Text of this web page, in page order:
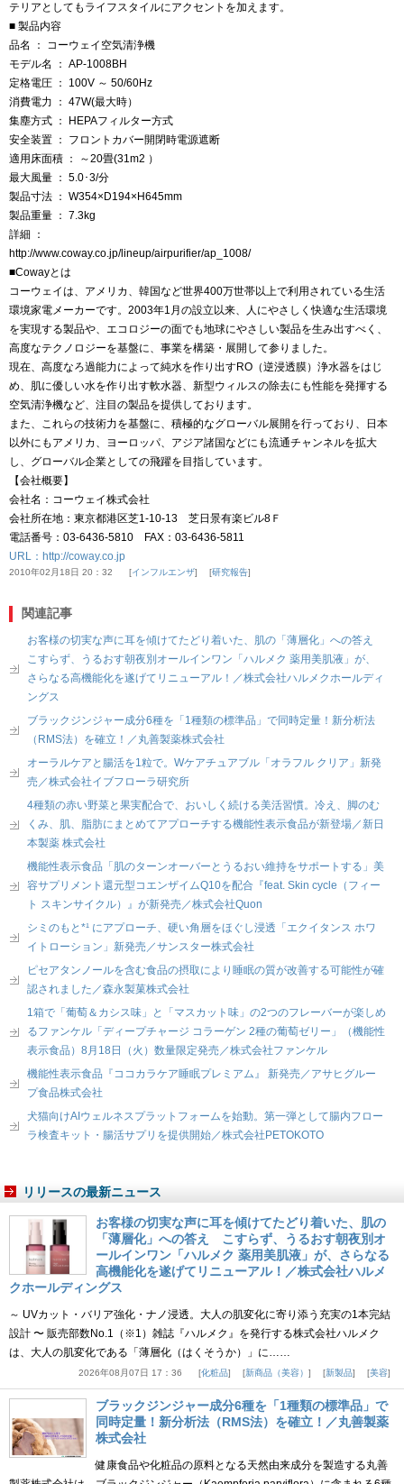
テリアとしてもライフスタイルにアクセントを加えます。
■ 製品内容
品名
： コーウェイ空気清浄機
モデル名
： AP-1008BH
定格電圧 ： 100V ～ 50/60Hz
消費電力
： 47W(最大時）
集塵方式 ： HEPAフィルター方式
安全装置 ： フロントカバー開閉時電源遮断
適用床面積 ： ～20畳(31m2 ）
最大風量 ： 5.0･3/分
製品寸法 ： W354×D194×H645mm
製品重量 ： 7.3kg
詳細 ：
http://www.coway.co.jp/lineup/airpurifier/ap_1008/
■Cowayとは
コーウェイは、アメリカ、韓国など世界400万世帯以上で利用されている生活
環境家電メーカーです。2003年1月の設立以来、人にやさしく快適な生活環境
を実現する製品や、エコロジーの面でも地球にやさしい製品を生み出すべく、
高度なテクノロジーを基盤に、事業を構築・展開して参りました。
現在、高度なろ過能力によって純水を作り出すRO（逆浸透膜）浄水器をはじ
め、肌に優しい水を作り出す軟水器、新型ウィルスの除去にも性能を発揮する
空気清浄機など、注目の製品を提供しております。
また、これらの技術力を基盤に、積極的なグローバル展開を行っており、日本
以外にもアメリカ、ヨーロッパ、アジア諸国などにも流通チャンネルを拡大
し、グローバル企業としての飛躍を目指しています。
【会社概要】
会社名：コーウェイ株式会社
会社所在地：東京都港区芝1-10-13 芝日景有楽ビル8Ｆ
電話番号：03-6436-5810 FAX：03-6436-5811
URL： http://coway.co.jp
2010年02月18日 20：32 インフルエンザ 研究報告
関連記事
お客様の切実な声に耳を傾けてたどり着いた、肌の「薄層化」への答え
こすらず、うるおす朝夜別オールインワン「ハルメク 薬用美肌液」が、
さらなる高機能化を遂げてリニューアル！／株式会社ハルメクホールディ
ングス
ブラックジンジャー成分6種を「1種類の標準品」で同時定量！新分析法
（RMS法）を確立！／丸善製薬株式会社
オーラルケアと腸活を1粒で。Wケアチュアブル「オラフル クリア」新発
売／株式会社イブフローラ研究所
4種類の赤い野菜と果実配合で、おいしく続ける美活習慣。冷え、脚のむ
くみ、肌、脂肪にまとめてアプローチする機能性表示食品が新登場／新日
本製薬 株式会社
機能性表示食品「肌のターンオーバーとうるおい維持をサポートする」美
容サプリメント還元型コエンザイムQ10を配合『feat. Skin cycle（フィー
ト スキンサイクル）』が新発売／株式会社Quon
シミのもと*¹ にアプローチ、硬い角層をほぐし浸透「エクイタンス ホワ
イトローション」新発売／サンスター株式会社
ピセアタンノールを含む食品の摂取により睡眠の質が改善する可能性が確
認されました／森永製菓株式会社
1箱で「葡萄＆カシス味」と「マスカット味」の2つのフレーバーが楽しめ
るファンケル「ディープチャージ コラーゲン 2種の葡萄ゼリー」（機能性
表示食品）8月18日（火）数量限定発売／株式会社ファンケル
機能性表示食品『ココカラケア睡眠プレミアム』 新発売／アサヒグルー
プ食品株式会社
犬猫向けAIウェルネスプラットフォームを始動。第一弾として腸内フロー
ラ検査キット・腸活サプリを提供開始／株式会社PETOKOTO
リリースの最新ニュース
お客様の切実な声に耳を傾けてたどり着いた、肌の
「薄層化」への答え こすらず、うるおす朝夜別オ
ールインワン「ハルメク 薬用美肌液」が、さらなる
高機能化を遂げてリニューアル！／株式会社ハルメ
クホールディングス
～ UVカット・バリア強化・ナノ浸透。大人の肌変化に寄り添う充実の1本完結
設計 〜 販売部数No.1（※1）雑誌『ハルメク』を発行する株式会社ハルメク
は、大人の肌変化である「薄層化（はくそうか）」に……
2026年08月07日 17：36 化粧品 新商品（美容） 新製品 美容
ブラックジンジャー成分6種を「1種類の標準品」で
同時定量！新分析法（RMS法）を確立！／丸善製薬
株式会社
健康食品や化粧品の原料となる天然由来成分を製造する丸善